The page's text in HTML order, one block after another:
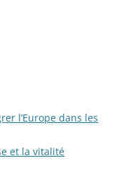
l’Europe dans les
et la vitalité